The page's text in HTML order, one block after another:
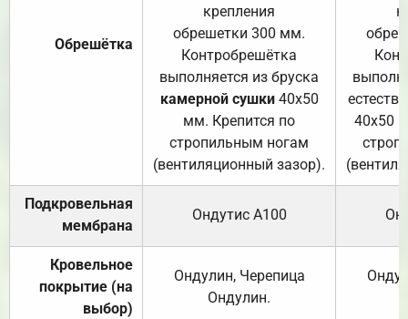
Обрешётка
крепления
обрешетки 300 мм.
Контробрешётка
выполняется из бруска
камерной сушки40х50
мм. Крепится по
стропильным ногам
(вентиляционный зазор).
40х50
Подкровельная
мембрана
Ондутис А100
Кровельное
покрытие (на
выбор)
Ондулин, Черепица
Ондулин.